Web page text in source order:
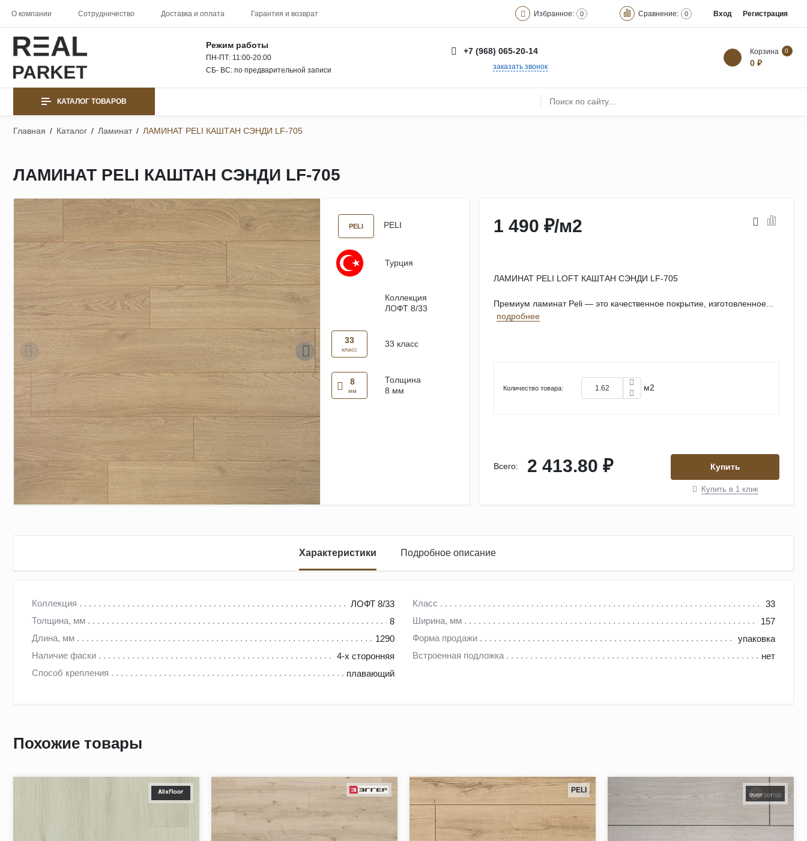
О компании Сотрудничество Доставка и оплата Гарантия и возврат Избранное: 0 Сравнение: 0 Вход Регистрация
Режим работы
ПН-ПТ: 11:00-20:00
СБ- ВС: по предварительной записи
+7 (968) 065-20-14
заказать звонок
Корзина 0
0 ₽
КАТАЛОГ ТОВАРОВ
Главная / Каталог / Ламинат / ЛАМИНАТ PELI КАШТАН СЭНДИ LF-705
ЛАМИНАТ PELI КАШТАН СЭНДИ LF-705
PELI PELI
Турция
Коллекция
ЛОФТ 8/33
33
класс
33 класс
8
мм
Толщина
8 мм
1 490 ₽/м2
ЛАМИНАТ PELI LOFT КАШТАН СЭНДИ LF-705
Премиум ламинат Peli — это качественное покрытие, изготовленное...
подробнее
Количество товара: м2
Всего: 2 413.80 ₽ Купить
Купить в 1 клик
Характеристики Подробное описание
Коллекция ЛОФТ 8/33 Класс
33
Толщина, мм
8 Ширина, мм
157
Длина, мм
1290 Форма продажи
упаковка
Наличие фаски
4-х сторонняя Встроенная подложка
нет
Способ крепления
плавающий
Класс износостойкости 32 обеспечивает долговечность и устойчивость к износу
Рельефная структура поверхности создает объем и уют
Матовая поверхность делает ламинат практичным и устойчивым к загрязнениям
Влагостойкость позволяет использовать ламинат в помещениях с повышенной влажностью
Устойчивость к УФ-лучам и выцветанию благодаря специальному пропитыванию
Похожие товары
PELI